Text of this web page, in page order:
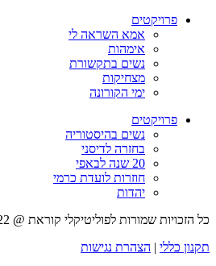
פרויקטים
אמא השראה לי
אימהות
נשים בתקשורת
מצחיקות
ימי הקורונה
פרויקטים
נשים בהיסטוריה
בחזרה לדיסני
20 שנה לבאפי
חוזרות לועדת כרמי
יהדות
כל הזכויות שמורות לפוליטיקלי קוראת @ 2022
תקנון כללי | הצהרת נגישות